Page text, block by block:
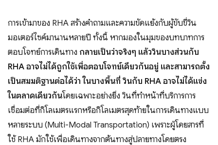
การเข้ามาของ RHA สร้างคำถามและความขัดแย้งกับผู้ขับขี่วิน
มอเตอร์ไซค์มานานหลายปี ทั้งนี้ หากมองในมุมของบทบาทการ
ตอบโจทย์การเดินทาง กลายเป็นว่าจริงๆ แล้ววินบางส่วนกับ
RHA อาจไม่ได้ถูกใช้เพื่อตอบโจทย์เดียวกันอยู่ และสามารถตั้ง
เป็นสมมติฐานต่อได้ว่า ในบางพื้นที่ วินกับ RHA อาจไม่ได้แข่ง
ในตลาดเดียวกันโดยเฉพาะอย่างยิ่ง วินที่ทำหน้าที่บริการการ
เชื่อมต่อที่กิโลเมตรแรกหรือกิโลเมตรสุดท้ายในการเดินทางแบบ
หลายระบบ (Multi-Modal Transportation) เพราะผู้โดยสารที่
ใช้ RHA มักใช้เพื่อเดินทางจากต้นทางสู่ปลายทางโดยตรง